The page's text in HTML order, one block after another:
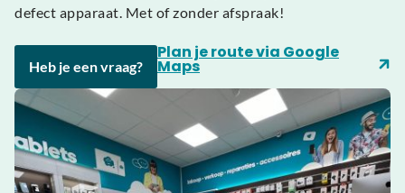
defect apparaat. Met of zonder afspraak!
Heb je een vraag?
Plan je route via Google
Maps